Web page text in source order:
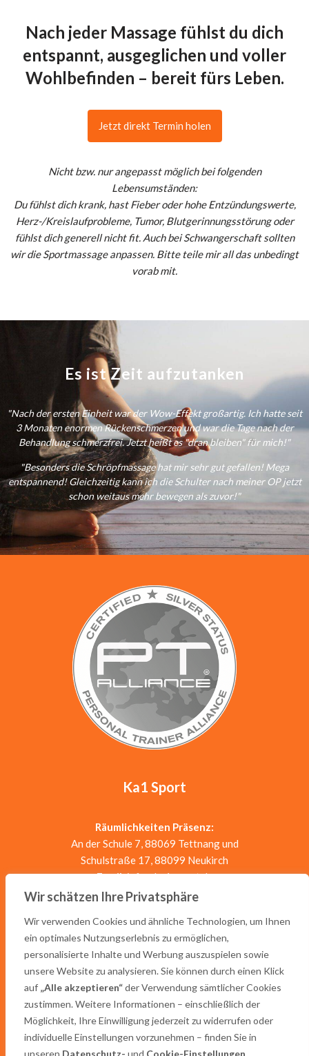
Wir schätzen Ihre Privatsphäre
Wir verwenden Cookies und ähnliche Technologien, um Ihnen
ein optimales Nutzungserlebnis zu ermöglichen,
personalisierte Inhalte und Werbung auszuspielen sowie
unsere Website zu analysieren. Sie können durch einen Klick
auf „Alle akzeptieren“der Verwendung sämtlicher Cookies
zustimmen. Weitere Informationen – einschließlich der
Möglichkeit, Ihre Einwilligung jederzeit zu widerrufen oder
individuelle Einstellungen vorzunehmen – finden Sie in
unseren Datenschutz- und Cookie-Einstellungen
Nach jeder Massage fühlst du dich
entspannt, ausgeglichen und voller
Wohlbefinden – bereit fürs Leben.
Jetzt direkt Termin holen
Nicht bzw. nur angepasst möglich bei folgenden
Lebensumständen:
Du fühlst dich krank, hast Fieber oder hohe Entzündungswerte,
Herz-/Kreislaufprobleme, Tumor, Blutgerinnungsstörung oder
fühlst dich generell nicht fit. Auch bei Schwangerschaft sollten
wir die Sportmassage anpassen. Bitte teile mir all das unbedingt
vorab mit.
Es ist Zeit aufzutanken
"Nach der ersten Einheit war der Wow-Effekt großartig. Ich hatte seit
3 Monaten enormen Rückenschmerzen und war die Tage nach der
Behandlung schmerzfrei. Jetzt heißt es "dran bleiben" für mich!"
"Besonders die Schröpfmassage hat mir sehr gut gefallen! Mega
entspannend! Gleichzeitig kann ich die Schulter nach meiner OP jetzt
schon weitaus mehr bewegen als zuvor!"
Ka1 Sport
Räumlichkeiten Präsenz:
An der Schule 7, 88069 Tettnang und
Schulstraße 17, 88099 Neukirch
Email:info@ka1-sport.de
Telefon:0157-58181027
Allgemeine Geschäftsbedingungen
Impressum
Datenschutz